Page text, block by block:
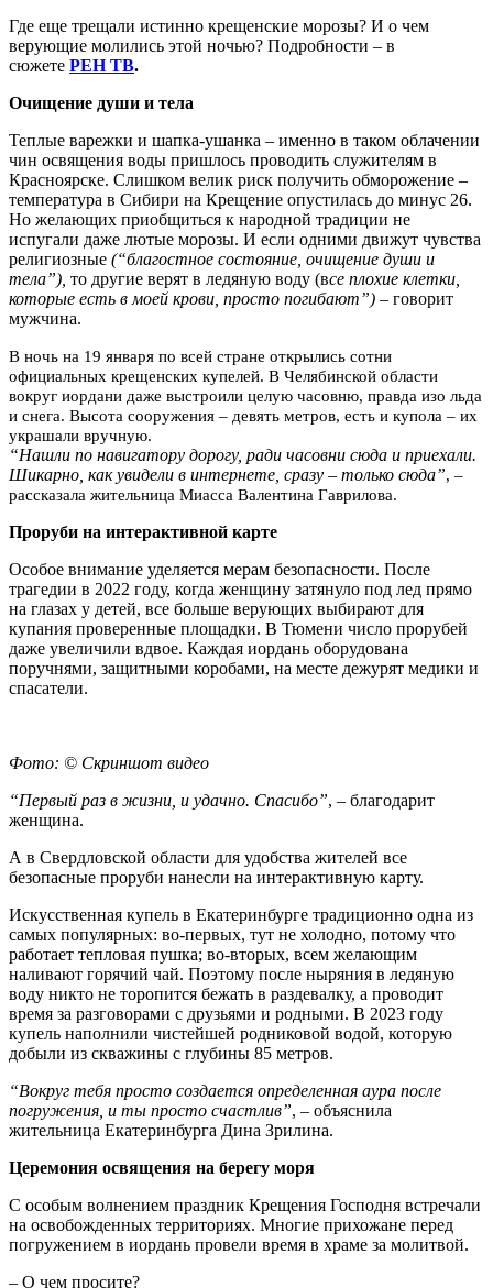
Где еще трещали истинно крещенские морозы? И о чем
верующие молились этой ночью? Подробности – в
сюжете РЕН ТВ.
Очищение души и тела
Теплые варежки и шапка-ушанка – именно в таком облачении
чин освящения воды пришлось проводить служителям в
Красноярске. Слишком велик риск получить обморожение –
температура в Сибири на Крещение опустилась до минус 26.
Но желающих приобщиться к народной традиции не
испугали даже лютые морозы. И если одними движут чувства
религиозные (“благостное состояние, очищение души и
тела”), то другие верят в ледяную воду (все плохие клетки,
которые есть в моей крови, просто погибают”) – говорит
мужчина.
В ночь на 19 января по всей стране открылись сотни
официальных крещенских купелей. В Челябинской области
вокруг иордани даже выстроили целую часовню, правда изо льда
и снега. Высота сооружения – девять метров, есть и купола – их
украшали вручную.
“Нашли по навигатору дорогу, ради часовни сюда и приехали.
Шикарно, как увидели в интернете, сразу – только сюда”, –
рассказала жительница Миасса Валентина Гаврилова.
Проруби на интерактивной карте
Особое внимание уделяется мерам безопасности. После
трагедии в 2022 году, когда женщину затянуло под лед прямо
на глазах у детей, все больше верующих выбирают для
купания проверенные площадки. В Тюмени число прорубей
даже увеличили вдвое. Каждая иордань оборудована
поручнями, защитными коробами, на месте дежурят медики и
спасатели.
Фото: © Скриншот видео
“Первый раз в жизни, и удачно. Спасибо”, – благодарит
женщина.
А в Свердловской области для удобства жителей все
безопасные проруби нанесли на интерактивную карту.
Искусственная купель в Екатеринбурге традиционно одна из
самых популярных: во-первых, тут не холодно, потому что
работает тепловая пушка; во-вторых, всем желающим
наливают горячий чай. Поэтому после ныряния в ледяную
воду никто не торопится бежать в раздевалку, а проводит
время за разговорами с друзьями и родными. В 2023 году
купель наполнили чистейшей родниковой водой, которую
добыли из скважины с глубины 85 метров.
“Вокруг тебя просто создается определенная аура после
погружения, и ты просто счастлив”, – объяснила
жительница Екатеринбурга Дина Зрилина.
Церемония освящения на берегу моря
С особым волнением праздник Крещения Господня встречали
на освобожденных территориях. Многие прихожане перед
погружением в иордань провели время в храме за молитвой.
– О чем просите?